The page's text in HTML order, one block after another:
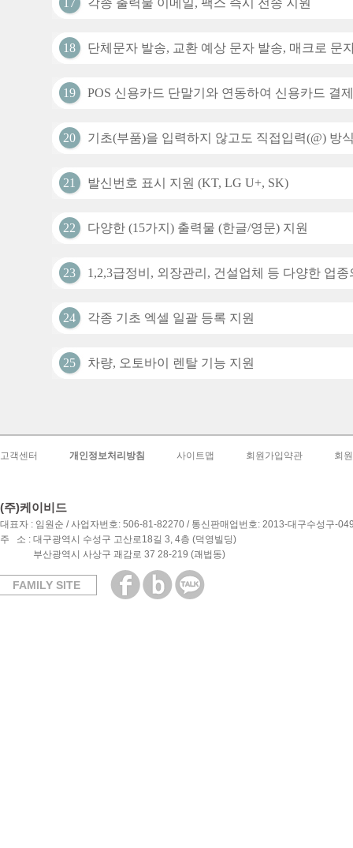
17 각종 출력물 이메일, 팩스 즉시 전송 지원
18 단체문자 발송, 교환 예상 문자 발송, 매크로 문
19 POS 신용카드 단말기와 연동하여 신용카드 결
20 기초(부품)을 입력하지 않고도 직접입력(@) 방
21 발신번호 표시 지원 (KT, LG U+, SK)
22 다양한 (15가지) 출력물 (한글/영문) 지원
23 1,2,3급정비, 외장관리, 건설업체 등 다양한 업
24 각종 기초 엑셀 일괄 등록 지원
25 차량, 오토바이 렌탈 기능 지원
고객센터 개인정보처리방침 사이트맵 회원가입약관 회
(주)케이비드
대표자 : 임원순 / 사업자번호: 506-81-82270 / 통신판매업번호: 2013-대구수성구-
주 소 : 대구광역시 수성구 고산로18길 3, 4층 (덕영빌딩)
부산광역시 사상구 괘감로 37 28-219 (괘법동)
FAMILY SITE